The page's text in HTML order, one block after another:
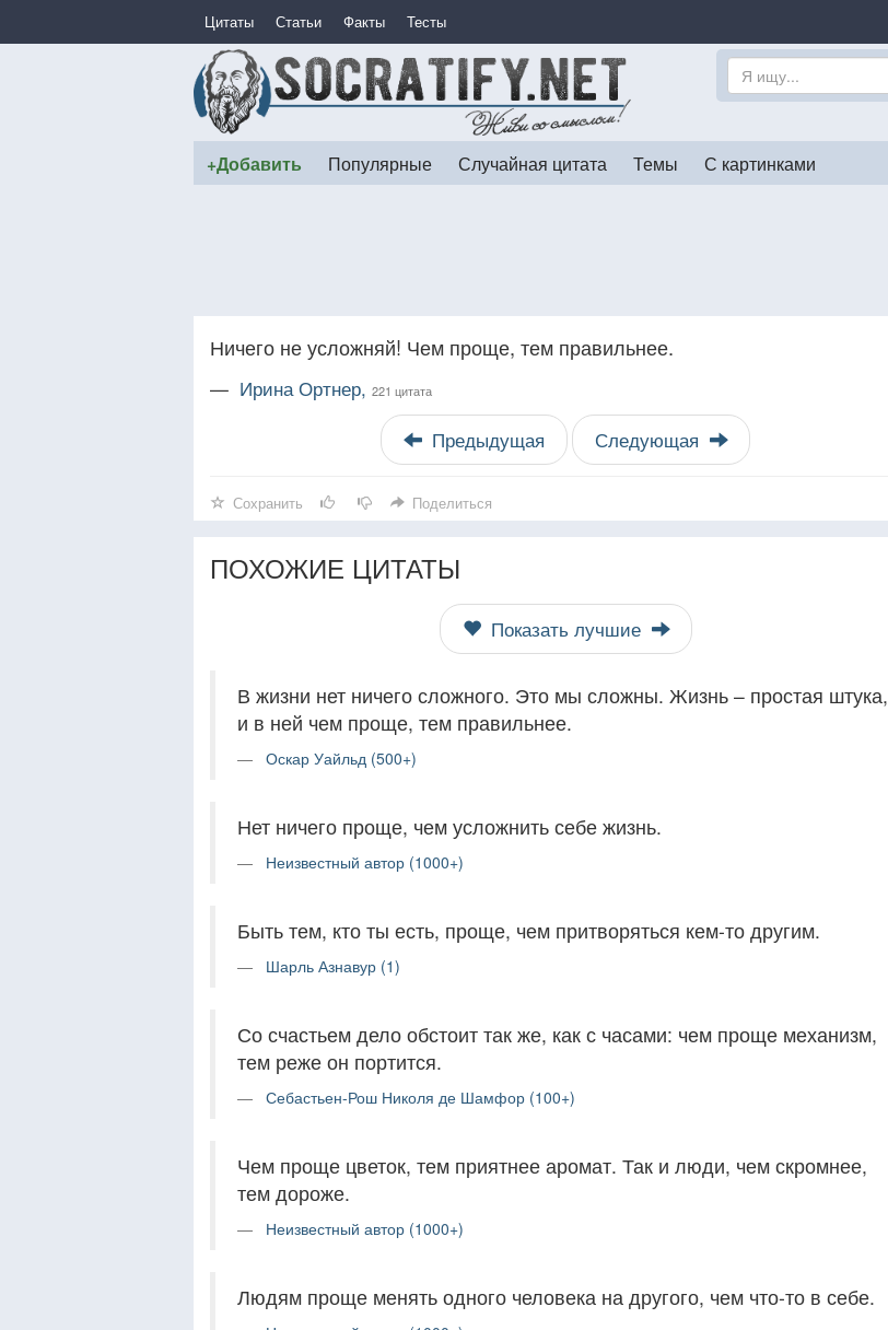
Цитаты Статьи Факты Тесты
+Добавить Популярные Случайная цитата Темы С картинками
Ничего не усложняй! Чем проще, тем правильнее.
— Ирина Ортнер, 221 цитата
Предыдущая Следующая
Сохранить Поделиться
ПОХОЖИЕ ЦИТАТЫ
Показать лучшие
В жизни нет ничего сложного. Это мы сложны. Жизнь – простая штука,
и в ней чем проще, тем правильнее.
Оскар Уайльд (500+)
Нет ничего проще, чем усложнить себе жизнь.
Неизвестный автор (1000+)
Быть тем, кто ты есть, проще, чем притворяться кем-то другим.
Шарль Азнавур (1)
Со счастьем дело обстоит так же, как с часами: чем проще механизм,
тем реже он портится.
Себастьен-Рош Николя де Шамфор (100+)
Чем проще цветок, тем приятнее аромат. Так и люди, чем скромнее,
тем дороже.
Неизвестный автор (1000+)
Людям проще менять одного человека на другого, чем что-то в себе.